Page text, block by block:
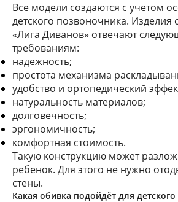
Все модели создаются с учетом
детского позвоночника. Изделия
«Лига Диванов» отвечают
требованиям:
надежность;
простота механизма
удобство и ортопедический
натуральность материалов;
долговечность;
эргономичность;
комфортная стоимость.
Такую конструкцию может
ребенок. Для этого не нужно
стены.
Какая обивка подойдёт для детского